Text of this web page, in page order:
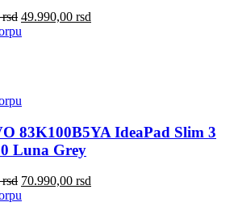
rsd 49.990,00 rsd
83K100B5YA IdeaPad Slim 3
Luna Grey
rsd 70.990,00 rsd